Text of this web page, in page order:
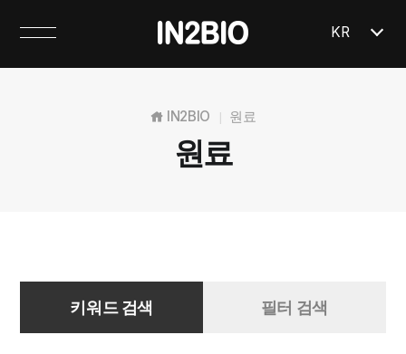
KR
IN2BIO 원료
원료
키워드 검색 필터 검색